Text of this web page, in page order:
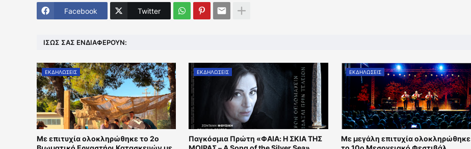
Facebook Twitter
ΊΣΩΣ ΣΑΣ ΕΝΔΙΑΦΈΡΟΥΝ:
ΕΚΔΗΛΩΣΕΙΣ
Με επιτυχία ολοκληρώθηκε το 2ο
ΕΚΔΗΛΩΣΕΙΣ
Παγκόσμια Πρώτη «ΦΑΙΑ: Η ΣΚΙΑ ΤΗΣ
ΕΚΔΗΛΩΣΕΙΣ
Με μεγάλη επιτυχία ολοκληρώθηκε